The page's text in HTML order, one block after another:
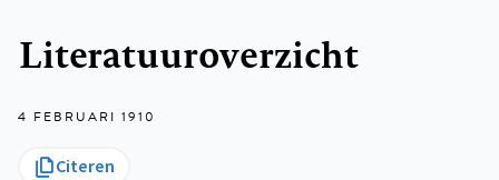
Literatuuroverzicht
4 FEBRUARI 1910
Citeren